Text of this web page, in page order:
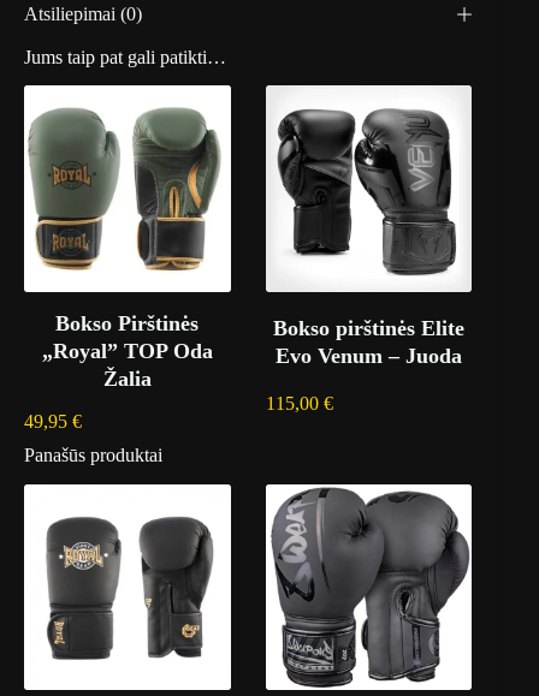
Atsiliepimai (0)
Jums taip pat gali patikti…
Bokso Pirštinės
„Royal” TOP Oda
Žalia
49,95 €
Bokso pirštinės Elite
Evo Venum – Juoda
115,00 €
Panašūs produktai